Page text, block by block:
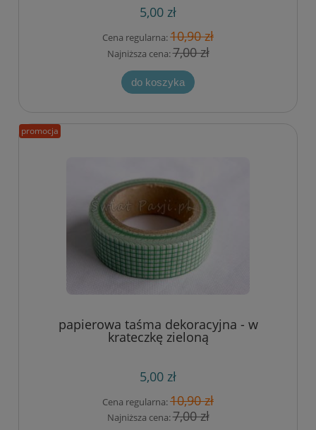
5,00 zł
Cena regularna:10,90 zł
Najniższa cena:7,00 zł
do koszyka
papierowa taśma dekoracyjna - w
krateczkę zieloną
5,00 zł
Cena regularna:10,90 zł
Najniższa cena:7,00 zł
promocja